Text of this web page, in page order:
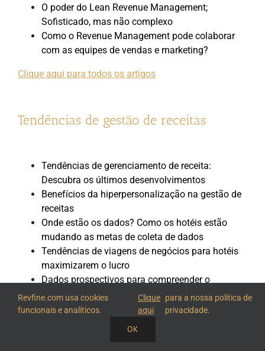
O poder do Lean Revenue Management;
Sofisticado, mas não complexo
Como o Revenue Management pode colaborar
com as equipes de vendas e marketing?
Clique aqui para todos os artigos
Tendências de gestão de receitas
Tendências de gerenciamento de receita:
Descubra os últimos desenvolvimentos
Benefícios da hiperpersonalização na gestão de
receitas
Onde estão os dados? Como os hotéis estão
mudando as metas de coleta de dados
Tendências de viagens de negócios para hotéis
maximizarem o lucro
Dados prospectivos para compreender o
comportamento dos hóspedes e as tendências
futuras
Revfine.com usa cookies
funcionais e analíticos.
Clique
aqui
para a nossa política de
privacidade.
OK